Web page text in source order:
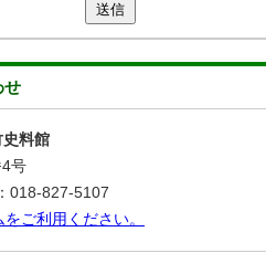
送信
せ
料館
号
018-827-5107
ご利用ください。